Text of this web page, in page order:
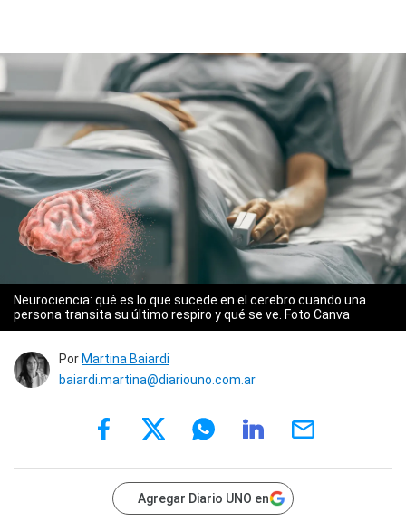
Neurociencia: qué es lo que sucede en el cerebro cuando una
persona transita su último respiro y qué se ve. Foto Canva
Por Martina Baiardi
baiardi.martina@diariouno.com.ar
Agregar Diario UNO en